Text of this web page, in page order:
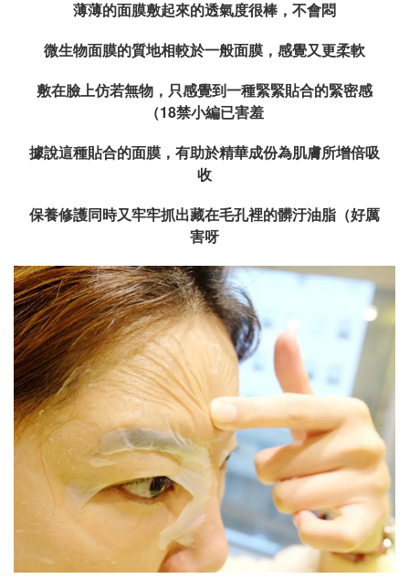
薄薄的面膜敷起來的透氣度很棒，不會悶
微生物面膜的質地相較於一般面膜，感覺又更柔軟
敷在臉上仿若無物，只感覺到一種緊緊貼合的緊密感
（18禁小編已害羞
據說這種貼合的面膜，有助於精華成份為肌膚所增倍吸
收
保養修護同時又牢牢抓出藏在毛孔裡的髒汙油脂（好厲
害呀